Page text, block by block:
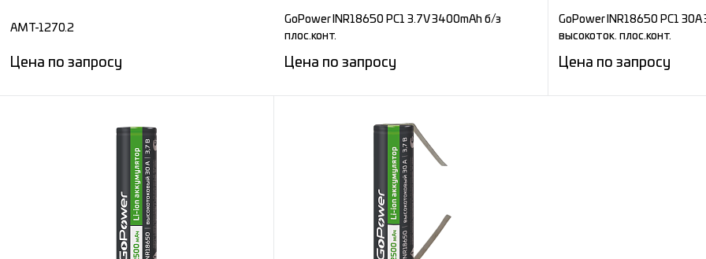
AMT-1270.2
Цена по запросу
Запросить цену
GoPower INR18650 PC1 3.7V 3400mAh б/з
плос.конт.
Цена по запросу
Запросить цену
GoPower INR18650 PC1
высокоток. плос.конт.
Цена по запросу